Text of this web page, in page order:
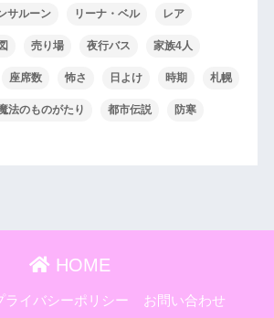
サルーン リーナ・ベル レア
売り場 夜行バス 家族4人
座席数 怖さ 日よけ 時期 札幌
法のものがたり 都市伝説 防寒
HOME
ライバシーポリシー お問い合わせ